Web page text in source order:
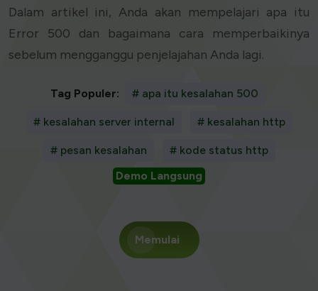
Dalam artikel ini, Anda akan mempelajari apa itu
Error 500 dan bagaimana cara memperbaikinya
sebelum mengganggu penjelajahan Anda lagi.
Tag Populer: # apa itu kesalahan 500
# kesalahan server internal # kesalahan http
# pesan kesalahan
# kode status http
Demo Langsung
Memulai